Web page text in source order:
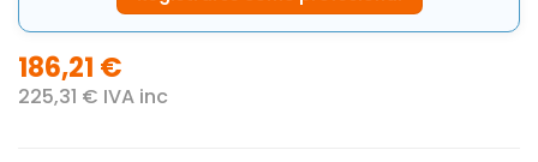
186,21 €
225,31 € IVA inc